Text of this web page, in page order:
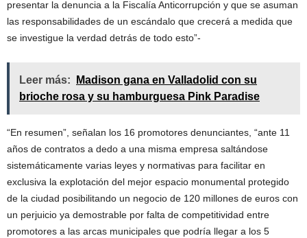
presentar la denuncia a la Fiscalía Anticorrupción y que se asuman
las responsabilidades de un escándalo que crecerá a medida que
se investigue la verdad detrás de todo esto”-
Leer más:
Madison gana en Valladolid con su
brioche rosa y su hamburguesa Pink Paradise
“En resumen”, señalan los 16 promotores denunciantes, “ante 11
años de contratos a dedo a una misma empresa saltándose
sistemáticamente varias leyes y normativas para facilitar en
exclusiva la explotación del mejor espacio monumental protegido
de la ciudad posibilitando un negocio de 120 millones de euros con
un perjuicio ya demostrable por falta de competitividad entre
promotores a las arcas municipales que podría llegar a los 5